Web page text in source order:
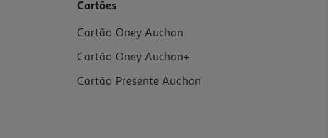
Cartões
Cartão Oney Auchan
Cartão Oney Auchan+
Cartão Presente Auchan